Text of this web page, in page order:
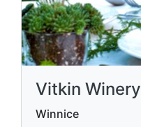
Vitkin Winery
Winnice